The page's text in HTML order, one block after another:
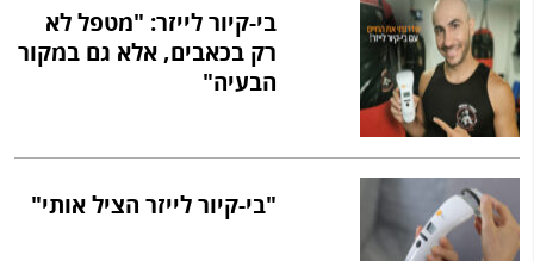
בי-קיור לייזר: "מטפל לא
רק בכאבים, אלא גם במקור
הבעיה"
"בי-קיור לייזר הציל אותי"